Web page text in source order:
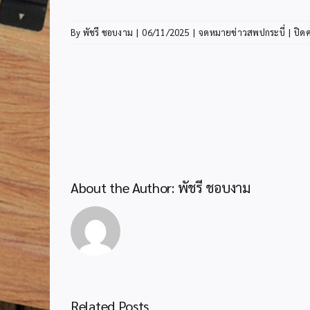
By พัชรี ชอบงาม | 06/11/2025 | จดหมายข่าวสพปกระบี่ | ปิด
About the Author: พัชรี ชอบงาม
Related Posts